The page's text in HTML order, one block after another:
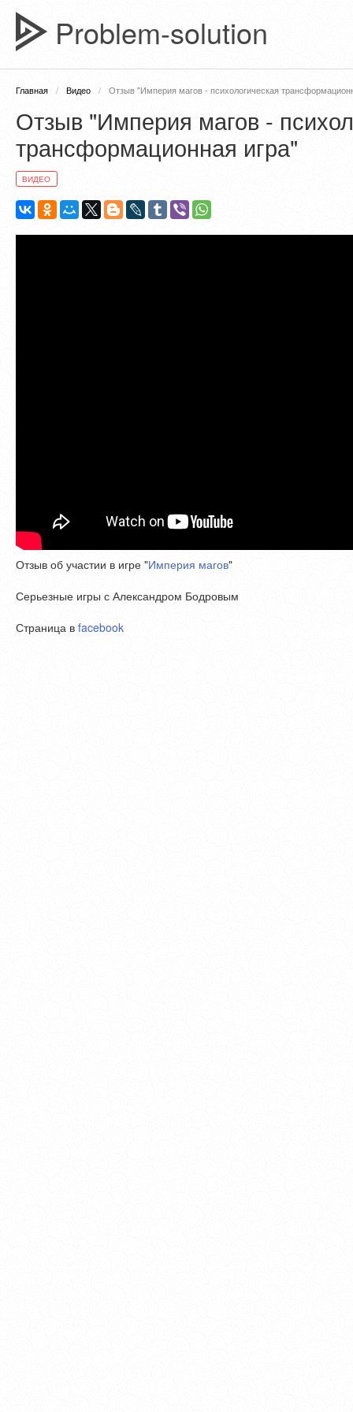
Problem-solution
Главная Видео Отзыв "Империя магов - психологическая
Отзыв "Империя магов -
трансформационная игра"
ВИДЕО
Отзыв об участии в игре "Империя магов"
Серьезные игры с Александром Бодровым
Страница вfacebook